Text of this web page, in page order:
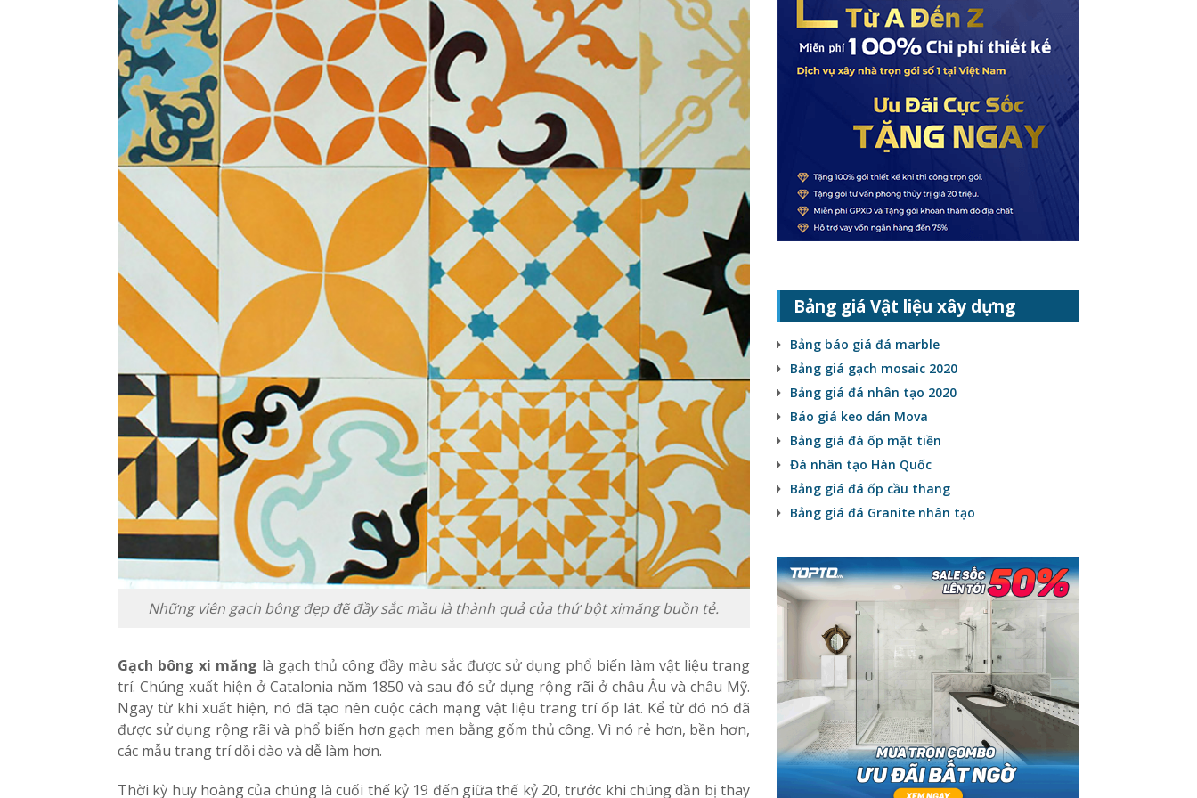
Những viên gạch bông đẹp đẽ đầy sắc mầu là thành quả của thứ bột ximăng buồn tẻ.
Gạch bông xi măng là gạch thủ công đầy màu sắc được sử dụng phổ biến làm vật liệu trang
trí. Chúng xuất hiện ở Catalonia năm 1850 và sau đó sử dụng rộng rãi ở châu Âu và châu Mỹ.
Ngay từ khi xuất hiện, nó đã tạo nên cuộc cách mạng vật liệu trang trí ốp lát. Kể từ đó nó đã
được sử dụng rộng rãi và phổ biến hơn gạch men bằng gốm thủ công. Vì nó rẻ hơn, bền hơn,
các mẫu trang trí dồi dào và dễ làm hơn.
Thời kỳ huy hoàng của chúng là cuối thế kỷ 19 đến giữa thế kỷ 20, trước khi chúng dần bị thay
Bảng giá Vật liệu xây dựng
Bảng báo giá đá marble
Bảng giá gạch mosaic 2020
Bảng giá đá nhân tạo 2020
Báo giá keo dán Mova
Bảng giá đá ốp mặt tiền
Đá nhân tạo Hàn Quốc
Bảng giá đá ốp cầu thang
Bảng giá đá Granite nhân tạo